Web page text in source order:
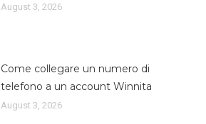
August 3, 2026
Come collegare un numero di
telefono a un account Winnita
August 3, 2026